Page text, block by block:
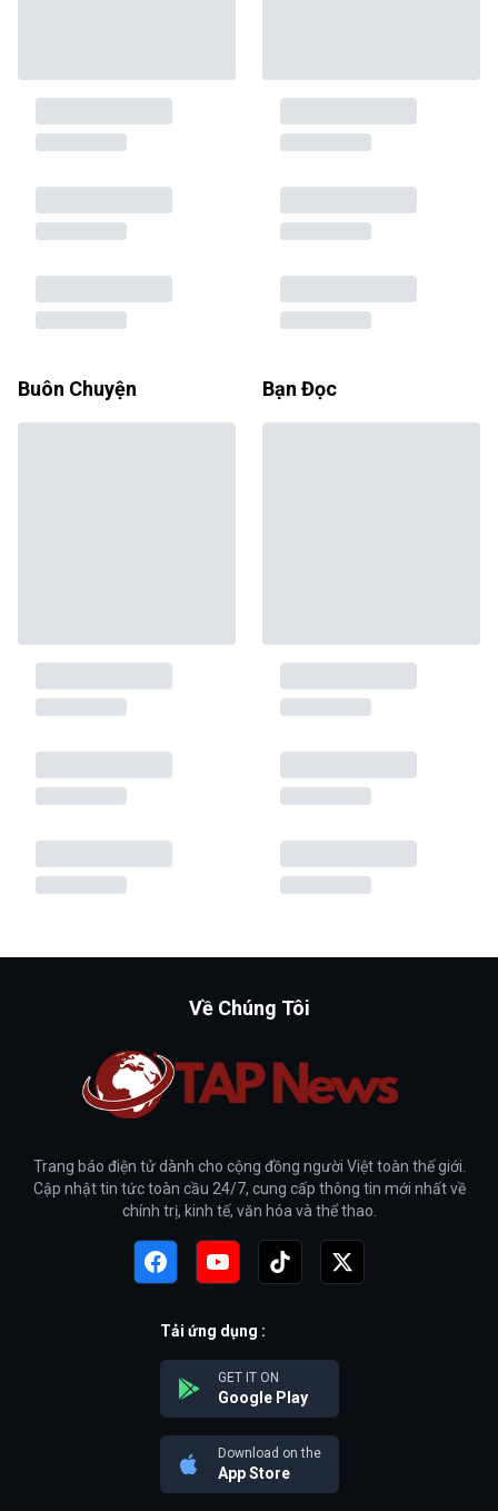
Buôn Chuyện Bạn Đọc
Về Chúng Tôi
Trang báo điện tử dành cho cộng đồng người Việt toàn thế giới.
Cập nhật tin tức toàn cầu 24/7, cung cấp thông tin mới nhất về
chính trị, kinh tế, văn hóa và thể thao.
Tải ứng dụng :
GET IT ON
Google Play
Download on the
App Store